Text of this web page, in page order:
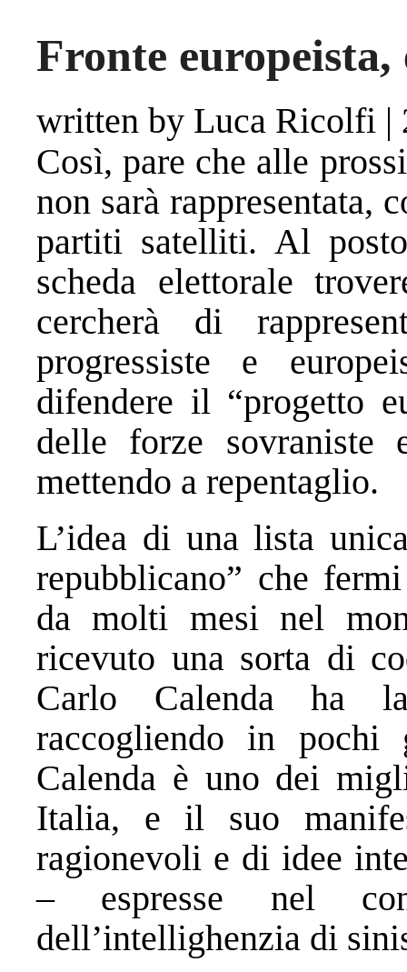
Fronte europeista,
written by Luca Ricolfi |
Così, pare che alle
non sarà rappresentata,
partiti satelliti. Al
scheda elettorale
cercherà di
progressiste e
difendere il “progetto
delle forze sovraniste
mettendo a repentaglio.
L’idea di una lista
repubblicano” che
da molti mesi nel
ricevuto una sorta di
Carlo Calenda ha
raccogliendo in
Calenda è uno dei
Italia, e il suo
ragionevoli e di idee
– espresse nel
dell’intellighenzia di